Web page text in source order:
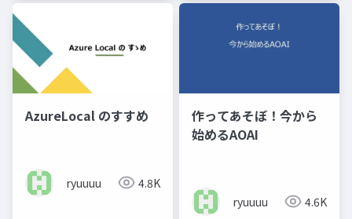
AzureLocal のすすめ
ryuuuu 4.8K
作ってあそぼ！今から
始めるAOAI
ryuuuu 4.6K